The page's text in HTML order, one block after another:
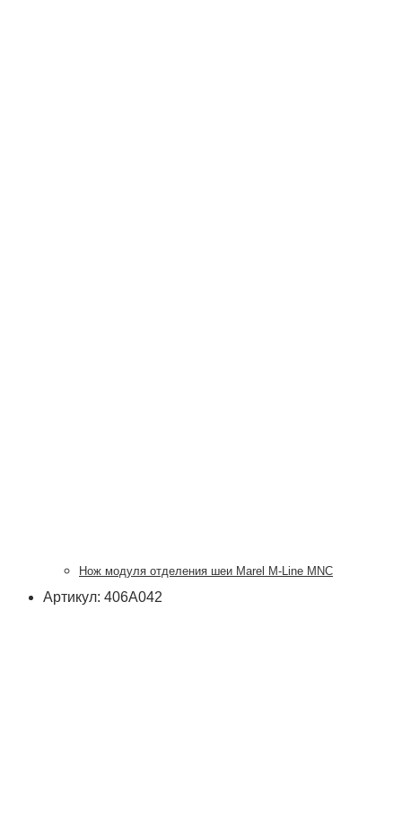
Нож модуля отделения шеи Marel M-Line MNC
Артикул: 406А042